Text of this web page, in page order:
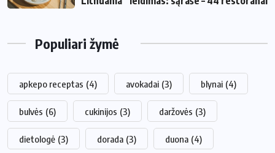
Populiari žymė
apkepo receptas (4) avokadai (3) blynai (4)
bulvės (6) cukinijos (3) daržovės (3)
dietologė (3) dorada (3) duona (4)